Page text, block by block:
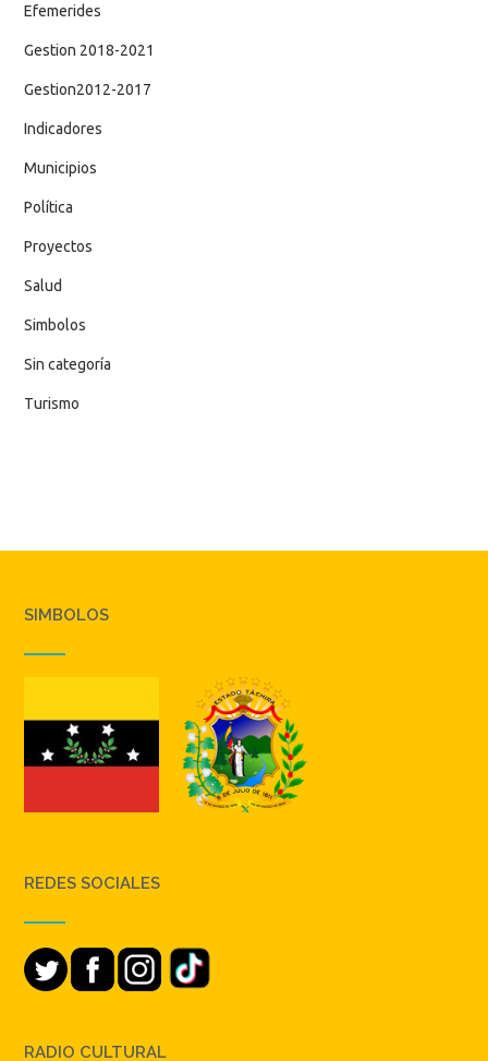
Efemerides
Gestion 2018-2021
Gestion2012-2017
Indicadores
Municipios
Política
Proyectos
Salud
Simbolos
Sin categoría
Turismo
SIMBOLOS
REDES SOCIALES
RADIO CULTURAL